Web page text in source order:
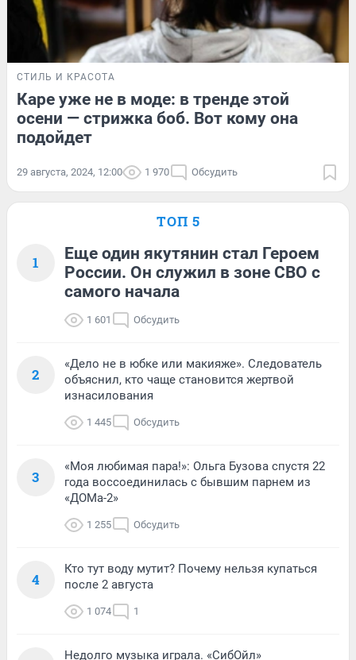
СТИЛЬ И КРАСОТА
Каре уже не в моде: в тренде этой
осени — стрижка боб. Вот кому она
подойдет
29 августа, 2024, 12:00 1 970 Обсудить
ТОП 5
1
Еще один якутянин стал Героем
России. Он служил в зоне СВО с
самого начала
1 601 Обсудить
2
«Дело не в юбке или макияже». Следователь
объяснил, кто чаще становится жертвой
изнасилования
1 445 Обсудить
3
«Моя любимая пара!»: Ольга Бузова спустя 22
года воссоединилась с бывшим парнем из
«ДОМа-2»
1 255 Обсудить
4
Кто тут воду мутит? Почему нельзя купаться
после 2 августа
1 074 1
Недолго музыка играла. «СибОйл»